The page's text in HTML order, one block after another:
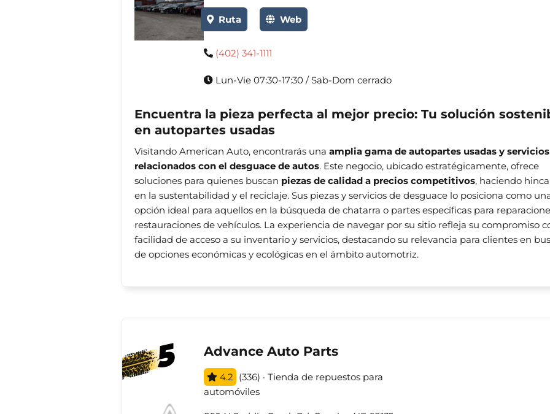
Ruta Web
(402) 341-1111
Lun-Vie 07:30-17:30 / Sab-Dom cerrado
Encuentra la pieza perfecta al mejor precio: Tu solución
en autopartes usadas
Visitando American Auto, encontrarás una amplia gama de autopartes usadas y servicios
relacionados con el desguace de autos. Este negocio, ubicado estratégicamente, ofrece
soluciones para quienes buscan piezas de calidad a precios competitivos, haciendo
en la sustentabilidad y el reciclaje. Sus piezas y servicios de desguace lo posiciona como
opción ideal para aquellos en la búsqueda de chatarra o partes específicas para
restauraciones de vehículos. La experiencia de navegar por su sitio refleja su compromiso
facilidad de acceso a su inventario y servicios, destacando su relevancia para clientes en
de opciones económicas y ecológicas en el ámbito automotriz.
Advance Auto Parts
4.2 (336) · Tienda de repuestos para
automóviles